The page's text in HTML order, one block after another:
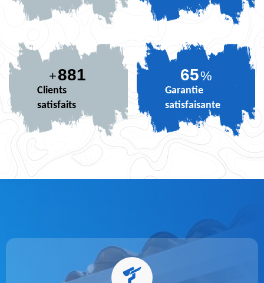
+881
Clients
satisfaits
80%
Garantie
satisfaisante